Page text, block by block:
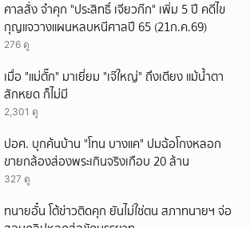
ศาลสั่ง จำคุก "ประสิทธิ์ เจียวก๊ก" เพิ่ม 5 ปี คดีไข
กุญแจวางแผนหลบหนีศาลปี 65 (21ก.ค.69)
276 ดู
เมื่อ "แม่ตั๊ก" มาเยี่ยม "เจ๊ใหญ่" ถึงเตียง แม้น้ำตา
สักหยด ก็ไม่มี
2,301 ดู
ปอศ. บุกค้นบ้าน "โทน บางแค" ปมฉ้อโกงหลอก
ขายกล้องส่องพระเกินจริงเกือบ 20 ล้าน
327 ดู
ทนายอั๋น โต้ข่าวติดคุก ยันไม่ใช่ตน สภาทนายฯ จ่อ